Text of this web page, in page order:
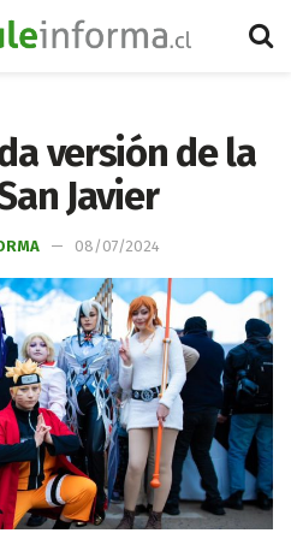
versión de la
Javier
08/07/2024